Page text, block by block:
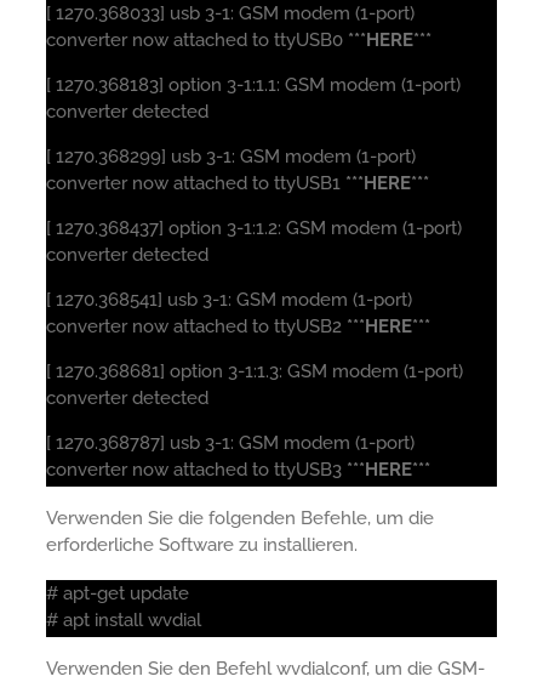
[ 1270.368033] usb 3-1: GSM modem (1-port)
converter now attached to ttyUSB0 ***HERE***
[ 1270.368183] option 3-1:1.1: GSM modem (1-port)
converter detected
[ 1270.368299] usb 3-1: GSM modem (1-port)
converter now attached to ttyUSB1 ***HERE***
[ 1270.368437] option 3-1:1.2: GSM modem (1-port)
converter detected
[ 1270.368541] usb 3-1: GSM modem (1-port)
converter now attached to ttyUSB2 ***HERE***
[ 1270.368681] option 3-1:1.3: GSM modem (1-port)
converter detected
[ 1270.368787] usb 3-1: GSM modem (1-port)
converter now attached to ttyUSB3 ***HERE***
Verwenden Sie die folgenden Befehle, um die
erforderliche Software zu installieren.
# apt-get update
# apt install wvdial
Verwenden Sie den Befehl wvdialconf, um die GSM-